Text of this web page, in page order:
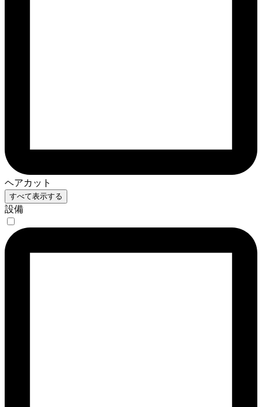
ヘアカット
すべて表示する
設備